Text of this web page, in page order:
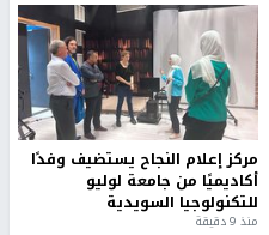
مركز إعلام النجاح يستضيف وفدًا
أكاديميًا من جامعة لوليو
للتكنولوجيا السويدية
منذ 9 دقيقة